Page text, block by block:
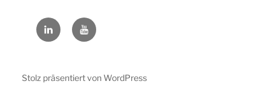
LinkedInYouTube
Stolz präsentiert von WordPress